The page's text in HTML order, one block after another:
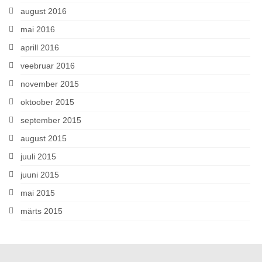
august 2016
mai 2016
aprill 2016
veebruar 2016
november 2015
oktoober 2015
september 2015
august 2015
juuli 2015
juuni 2015
mai 2015
märts 2015